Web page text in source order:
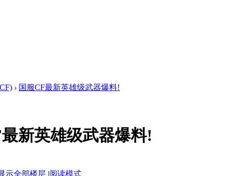
› 国服CF最新英雄级武器爆料!
新英雄级武器爆料!
示全部楼层 |阅读模式